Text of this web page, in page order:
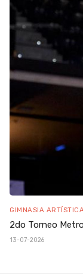
GIMNASIA
2do Torneo
13-07-2026